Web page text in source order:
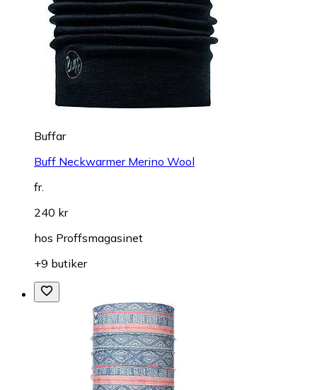
Buffar
Buff Neckwarmer Merino Wool
fr.
240 kr
hos Proffsmagasinet
+9 butiker